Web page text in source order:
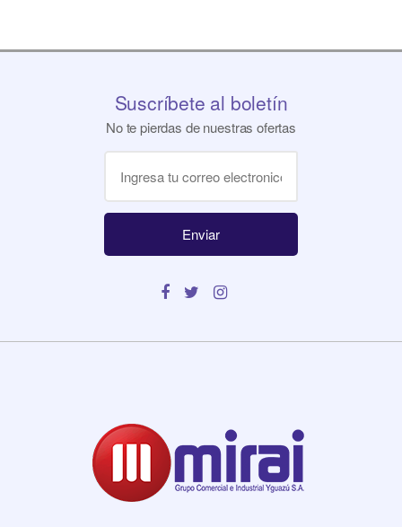
Suscríbete al boletín
No te pierdas de nuestras ofertas
Enviar